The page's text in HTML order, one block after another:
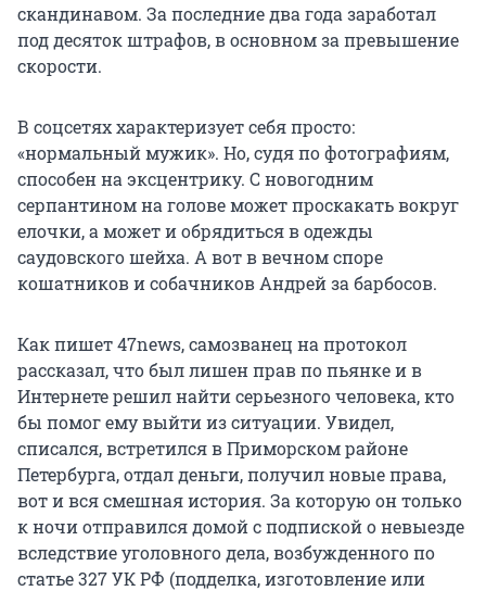
скандинавом. За последние два года заработал
под десяток штрафов, в основном за превышение
скорости.
В соцсетях характеризует себя просто:
«нормальный мужик». Но, судя по фотографиям,
способен на эксцентрику. С новогодним
серпантином на голове может проскакать вокруг
елочки, а может и обрядиться в одежды
саудовского шейха. А вот в вечном споре
кошатников и собачников Андрей за барбосов.
Как пишет 47news, самозванец на протокол
рассказал, что был лишен прав по пьянке и в
Интернете решил найти серьезного человека, кто
бы помог ему выйти из ситуации. Увидел,
списался, встретился в Приморском районе
Петербурга, отдал деньги, получил новые права,
вот и вся смешная история. За которую он только
к ночи отправился домой с подпиской о невыезде
вследствие уголовного дела, возбужденного по
статье 327 УК РФ (подделка, изготовление или